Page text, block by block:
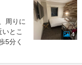
周りに
とこ
5分く
4